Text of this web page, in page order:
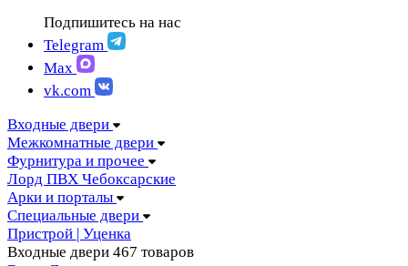
ЛОРД Чебоксары
Складные двери
Скрытые двери
FELICIA | Феличия
FUTURISTIC | Футуристик
ITALY | Италия
KANTRI | Кантри
LUMI LINE | Люми лайн
MIA MARIA | Мия Мария
MILETTI | Милетти
MODERN | Модерн
MOLLE | Молле
MONTE | Монте
PRIMA | Прима
RENAISSANCE | Ренессанс
RILIEVO | Рильево
Подпишитесь на нас
Telegram
Max
vk.com
Входные двери
Межкомнатные двери
Фурнитура и прочее
Лорд ПВХ Чебоксарские
Арки и порталы
Специальные двери
Пристрой | Уценка
Входные двери 467 товаров